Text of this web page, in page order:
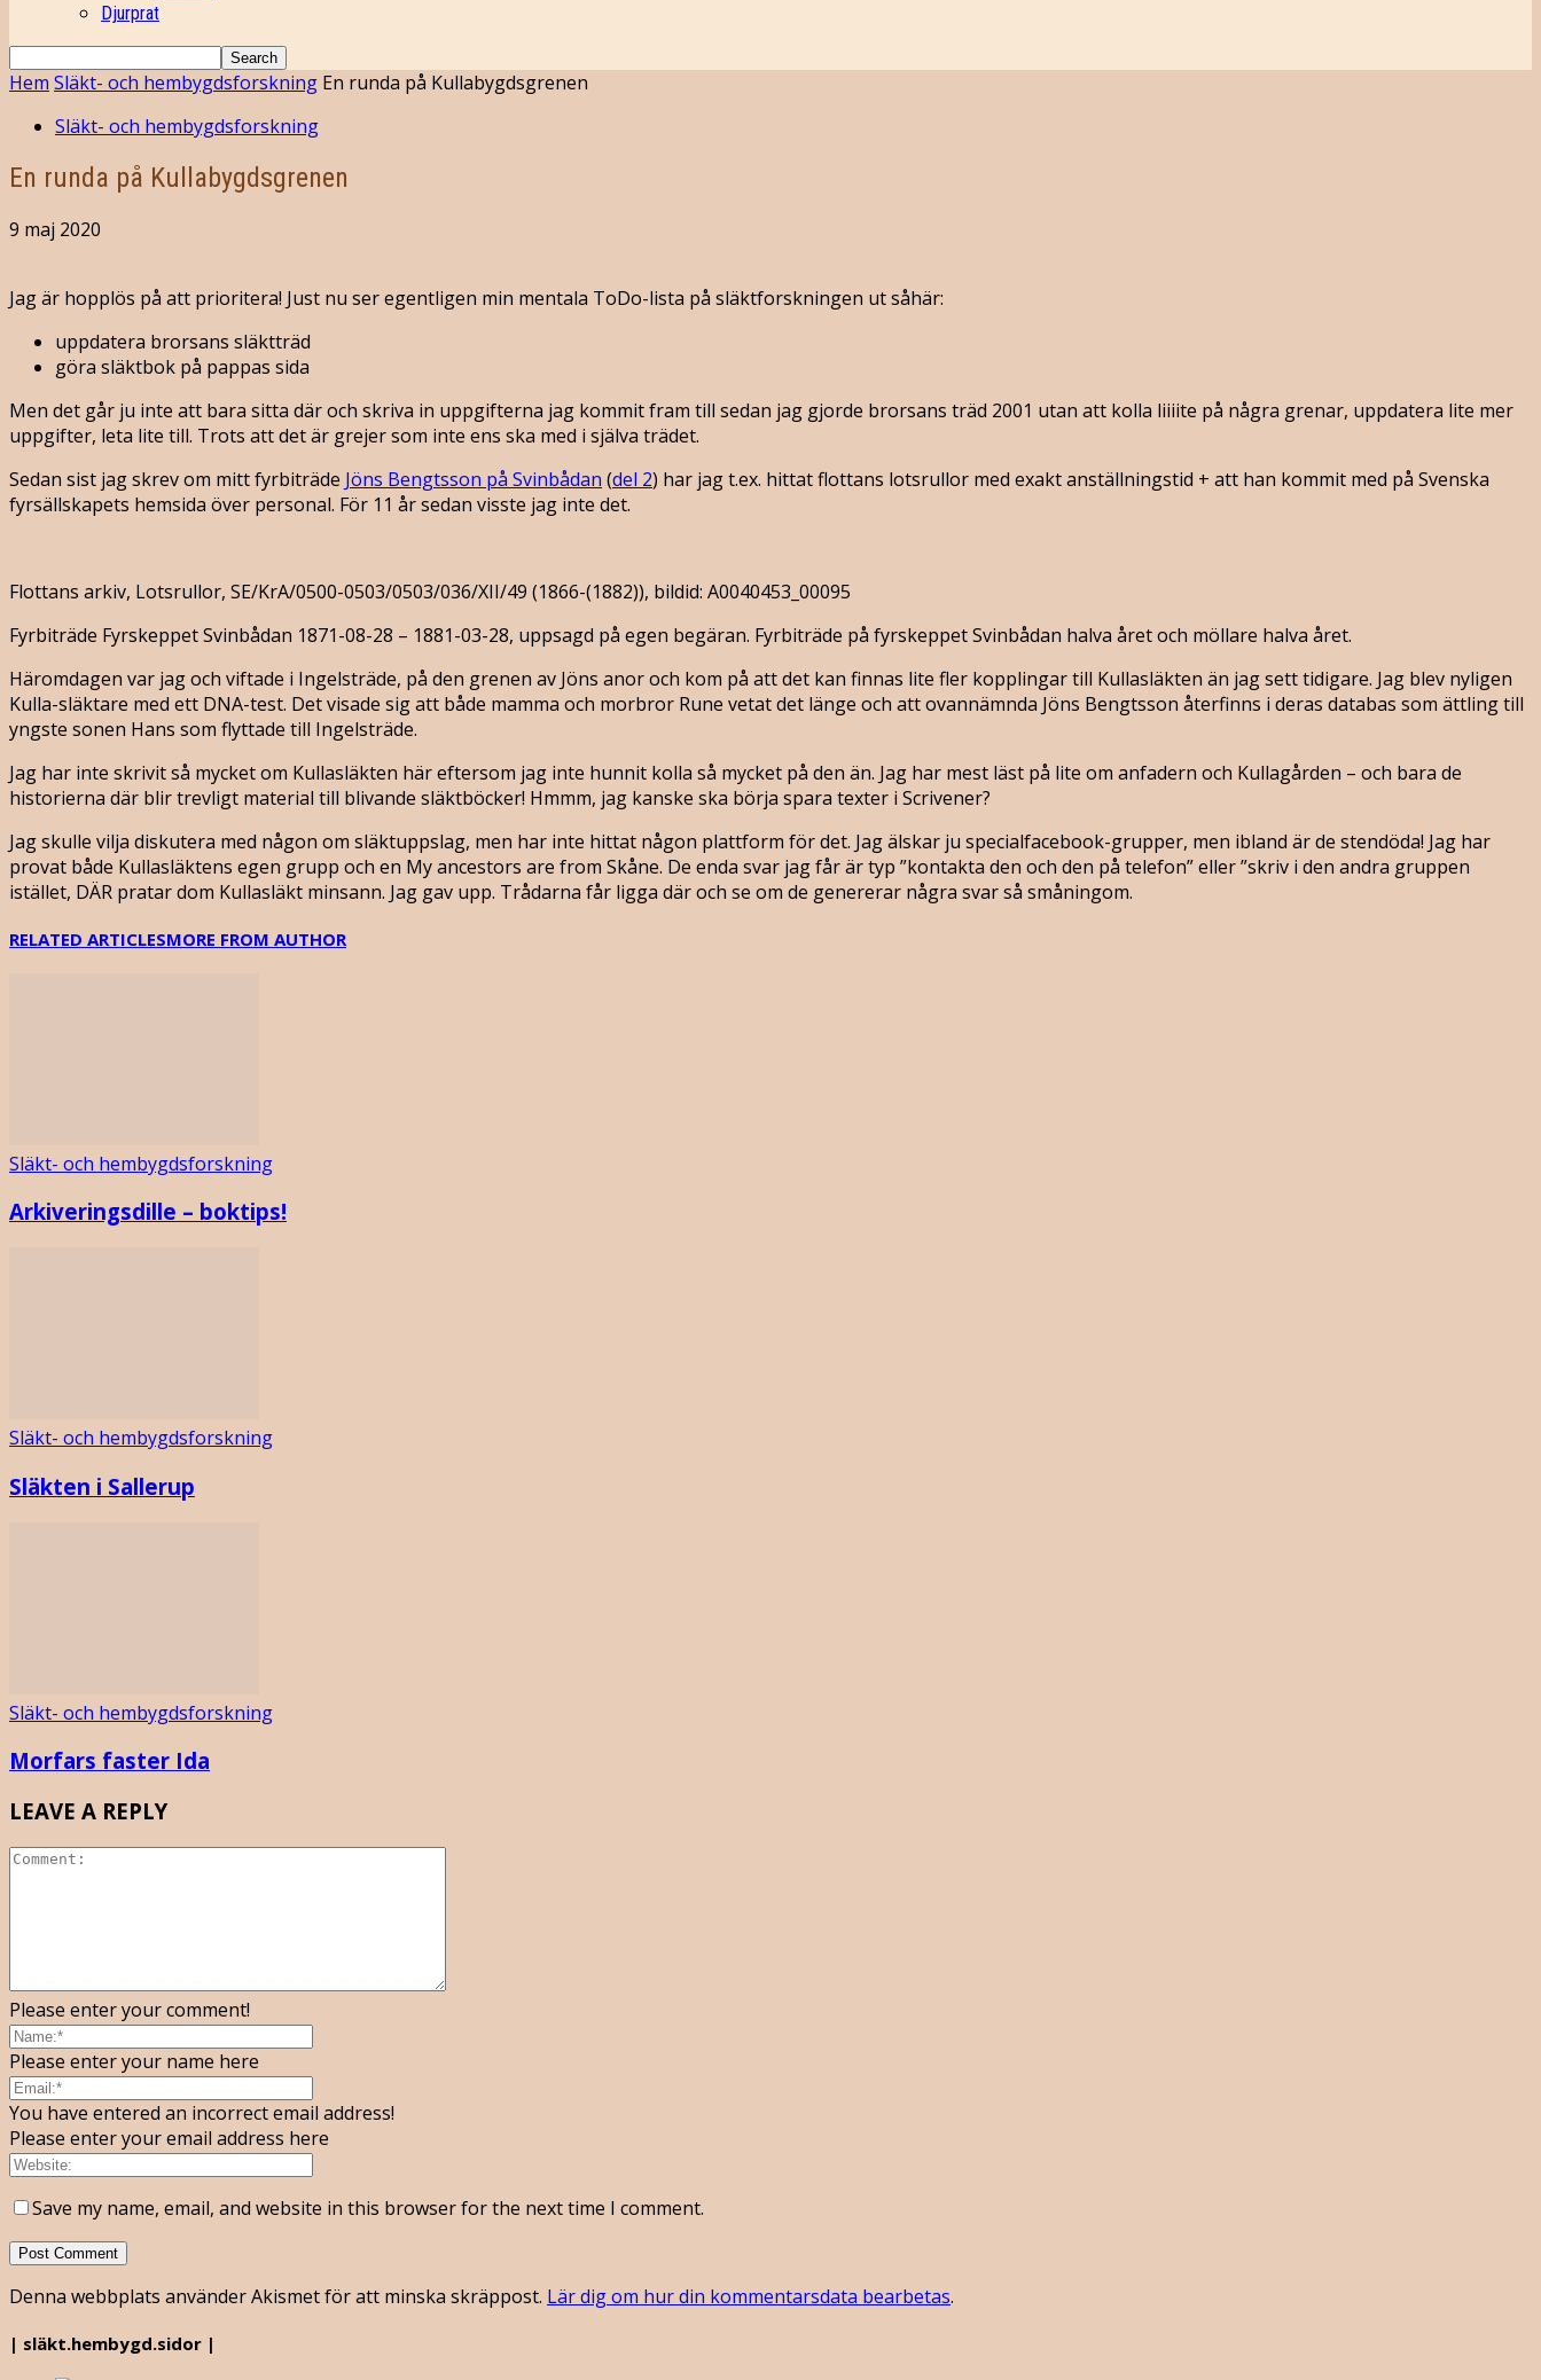
Djurprat
Hem Släkt- och hembygdsforskning En runda på Kullabygdsgrenen
Släkt- och hembygdsforskning
En runda på Kullabygdsgrenen
9 maj 2020
Jag är hopplös på att prioritera! Just nu ser egentligen min mentala ToDo-lista på släktforskningen ut såhär:
uppdatera brorsans släktträd
göra släktbok på pappas sida
Men det går ju inte att bara sitta där och skriva in uppgifterna jag kommit fram till sedan jag gjorde brorsans träd 2001 utan att kolla liiiite på några grenar, uppdatera lite mer
uppgifter, leta lite till. Trots att det är grejer som inte ens ska med i själva trädet.
Sedan sist jag skrev om mitt fyrbiträde Jöns Bengtsson på Svinbådan (del 2) har jag t.ex. hittat flottans lotsrullor med exakt anställningstid + att han kommit med på Svenska
fyrsällskapets hemsida över personal. För 11 år sedan visste jag inte det.
Flottans arkiv, Lotsrullor, SE/KrA/0500-0503/0503/036/XII/49 (1866-(1882)), bildid: A0040453_00095
Fyrbiträde Fyrskeppet Svinbådan 1871-08-28 – 1881-03-28, uppsagd på egen begäran. Fyrbiträde på fyrskeppet Svinbådan halva året och möllare halva året.
Häromdagen var jag och viftade i Ingelsträde, på den grenen av Jöns anor och kom på att det kan finnas lite fler kopplingar till Kullasläkten än jag sett tidigare. Jag blev nyligen
Kulla-släktare med ett DNA-test. Det visade sig att både mamma och morbror Rune vetat det länge och att ovannämnda Jöns Bengtsson återfinns i deras databas som ättling till
yngste sonen Hans som flyttade till Ingelsträde.
Jag har inte skrivit så mycket om Kullasläkten här eftersom jag inte hunnit kolla så mycket på den än. Jag har mest läst på lite om anfadern och Kullagården – och bara de
historierna där blir trevligt material till blivande släktböcker! Hmmm, jag kanske ska börja spara texter i Scrivener?
Jag skulle vilja diskutera med någon om släktuppslag, men har inte hittat någon plattform för det. Jag älskar ju specialfacebook-grupper, men ibland är de stendöda! Jag har
provat både Kullasläktens egen grupp och en My ancestors are from Skåne. De enda svar jag får är typ ”kontakta den och den på telefon” eller ”skriv i den andra gruppen
istället, DÄR pratar dom Kullasläkt minsann. Jag gav upp. Trådarna får ligga där och se om de genererar några svar så småningom.
RELATED ARTICLESMORE FROM AUTHOR
Släkt- och hembygdsforskning
Arkiveringsdille – boktips!
Släkt- och hembygdsforskning
Släkten i Sallerup
Släkt- och hembygdsforskning
Morfars faster Ida
LEAVE A REPLY
Please enter your comment!
Please enter your name here
You have entered an incorrect email address!
Please enter your email address here
Save my name, email, and website in this browser for the next time I comment.
Denna webbplats använder Akismet för att minska skräppost. Lär dig om hur din kommentarsdata bearbetas.
| släkt.hembygd.sidor |